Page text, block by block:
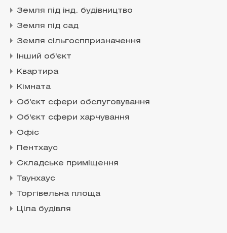
Земля під інд. будівництво
Земля під сад
Земля сільгосппризначення
Інший об'єкт
Квартира
Кімната
Об'єкт сфери обслуговування
Об'єкт сфери харчування
Офіс
Пентхаус
Складське приміщення
Таунхаус
Торгівельна площа
Ціла будівля